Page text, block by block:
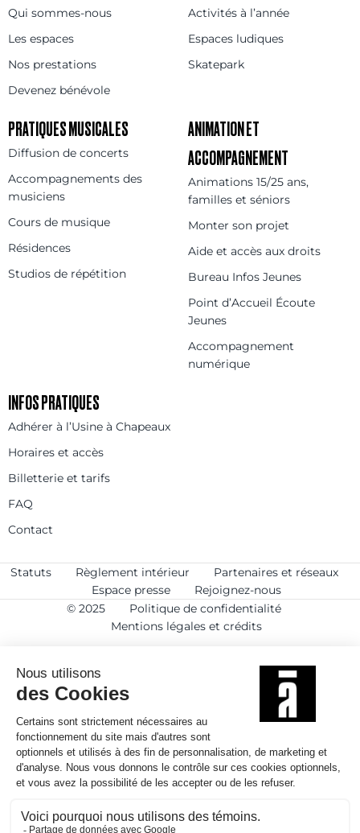
Qui sommes-nous
Les espaces
Nos prestations
Devenez bénévole
Activités à l’année
Espaces ludiques
Skatepark
PRATIQUES MUSICALES
Diffusion de concerts
Accompagnements des
musiciens
Cours de musique
Résidences
Studios de répétition
ANIMATION ET
ACCOMPAGNEMENT
Animations 15/25 ans,
familles et séniors
Monter son projet
Aide et accès aux droits
Bureau Infos Jeunes
Point d’Accueil Écoute
Jeunes
Accompagnement
numérique
INFOS PRATIQUES
Adhérer à l’Usine à Chapeaux
Horaires et accès
Billetterie et tarifs
FAQ
Contact
Statuts Règlement intérieur
Partenaires et réseaux
Espace presse
Rejoignez-nous
© 2025
Politique de confidentialité
Mentions légales et crédits